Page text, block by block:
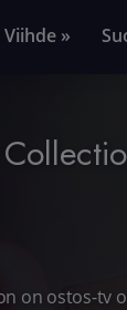
Elisa Viihde »
on ostos-tv